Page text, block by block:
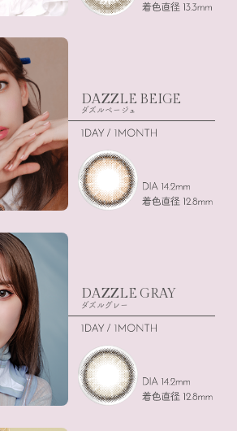
DAZZLE BEIGE
ダズルベージュ
DAZZLE GRAY
ダズルグレー